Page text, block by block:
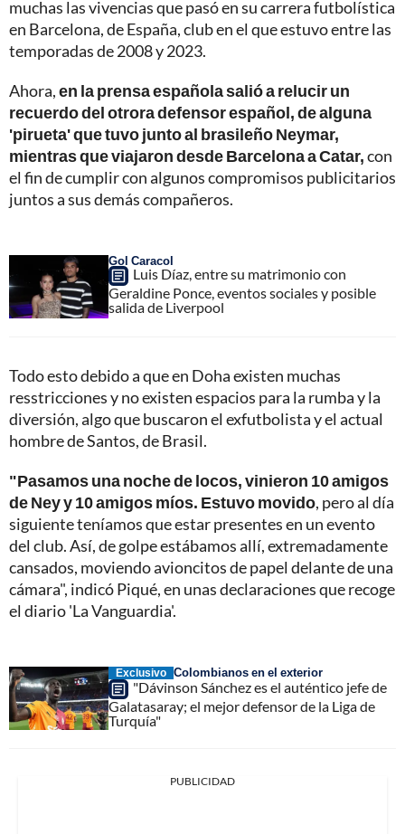
muchas las vivencias que pasó en su carrera futbolística
en Barcelona, de España, club en el que estuvo entre las
temporadas de 2008 y 2023.
Ahora,en la prensa española salió a relucir un
recuerdo del otrora defensor español, de alguna
'pirueta' que tuvo junto al brasileño Neymar,
mientras que viajaron desde Barcelona a Catar,con
el fin de cumplir con algunos compromisos publicitarios
juntos a sus demás compañeros.
Gol Caracol
Luis Díaz, entre su matrimonio con
Geraldine Ponce, eventos sociales y posible
salida de Liverpool
Todo esto debido a que en Doha existen muchas
resstricciones y no existen espacios para la rumba y la
diversión, algo que buscaron el exfutbolista y el actual
hombre de Santos, de Brasil.
"Pasamos una noche de locos, vinieron 10 amigos
de Ney y 10 amigos míos. Estuvo movido, pero al día
siguiente teníamos que estar presentes en un evento
del club. Así, de golpe estábamos allí, extremadamente
cansados, moviendo avioncitos de papel delante de una
cámara", indicó Piqué, en unas declaraciones que recoge
el diario 'La Vanguardia'.
Exclusivo Colombianos en el exterior
"Dávinson Sánchez es el auténtico jefe de
Galatasaray; el mejor defensor de la Liga de
Turquía"
PUBLICIDAD